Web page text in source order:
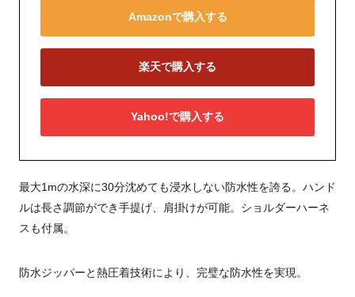
Amazonで購入する
楽天で購入する
Yahoo!で購入する
最大1mの水深に30分沈めても浸水しない防水性を誇る。ハンド
ルは長さ調節ができ手提げ、肩掛けが可能。ショルダーハーネ
スも付属。
防水ジッパーと熱圧着技術により、完璧な防水性を実現。